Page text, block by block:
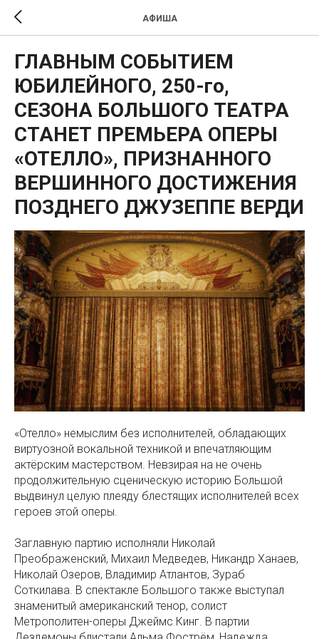
АФИША
ГЛАВНЫМ СОБЫТИЕМ
ЮБИЛЕЙНОГО, 250-го,
СЕЗОНА БОЛЬШОГО ТЕАТРА
СТАНЕТ ПРЕМЬЕРА ОПЕРЫ
«ОТЕЛЛО», ПРИЗНАННОГО
ВЕРШИННОГО ДОСТИЖЕНИЯ
ПОЗДНЕГО ДЖУЗЕППЕ ВЕРДИ
«Отелло» немыслим без исполнителей, обладающих
виртуозной вокальной техникой и впечатляющим
актёрским мастерством. Невзирая на не очень
продолжительную сценическую историю Большой
выдвинул целую плеяду блестящих исполнителей всех
героев этой оперы.
Заглавную партию исполняли Николай
Преображенский, Михаил Медведев, Никандр Ханаев,
Николай Озеров, Владимир Атлантов, Зураб
Соткилава. В спектакле Большого также выступал
знаменитый американский тенор, солист
Метрополитен-оперы Джеймс Кинг. В партии